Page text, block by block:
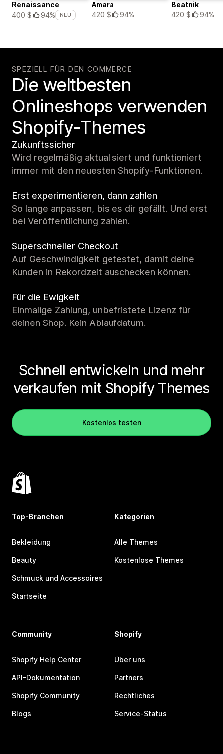
Renaissance
400 $
94% NEU
Amara
420 $
94%
Beatnik
420 $
94%
SPEZIELL FÜR DEN COMMERCE
Die weltbesten
Onlineshops verwenden
Shopify-Themes
Zukunftssicher
Wird regelmäßig aktualisiert und funktioniert
immer mit den neuesten Shopify-Funktionen.
Erst experimentieren, dann zahlen
So lange anpassen, bis es dir gefällt. Und erst
bei Veröffentlichung zahlen.
Superschneller Checkout
Auf Geschwindigkeit getestet, damit deine
Kunden in Rekordzeit auschecken können.
Für die Ewigkeit
Einmalige Zahlung, unbefristete Lizenz für
deinen Shop. Kein Ablaufdatum.
Schnell entwickeln und mehr
verkaufen mit Shopify Themes
Kostenlos testen
Top-Branchen
Bekleidung
Beauty
Schmuck und Accessoires
Startseite
Kategorien
Alle Themes
Kostenlose Themes
Community
Shopify Help Center
API-Dokumentation
Shopify Community
Blogs
Shopify
Über uns
Partners
Rechtliches
Service-Status